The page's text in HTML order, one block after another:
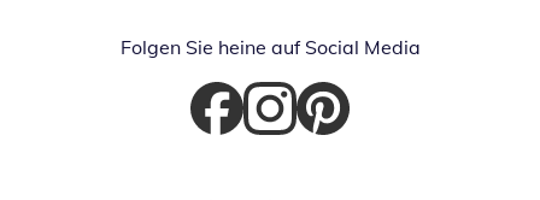
Folgen Sie heine auf Social Media
Öffnet in neuem Fenster
Öffnet in neuem Fenster
Öffnet in neuem Fenster